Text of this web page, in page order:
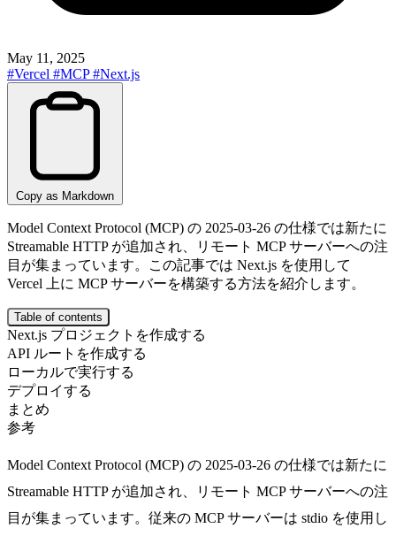
May 11, 2025
#Vercel #MCP#Next.js
Copy as Markdown
Model Context Protocol (MCP) の 2025-03-26 の仕様では新たに
Streamable HTTP が追加され、リモート MCP サーバーへの注
目が集まっています。この記事では Next.js を使用して
Vercel 上に MCP サーバーを構築する方法を紹介します。
Table of contents
Next.js プロジェクトを作成する
API ルートを作成する
ローカルで実行する
デプロイする
まとめ
参考
Model Context Protocol (MCP) の 2025-03-26 の仕様では新たに
Streamable HTTP が追加され、リモート MCP サーバーへの注
目が集まっています。従来の MCP サーバーは stdio を使用し